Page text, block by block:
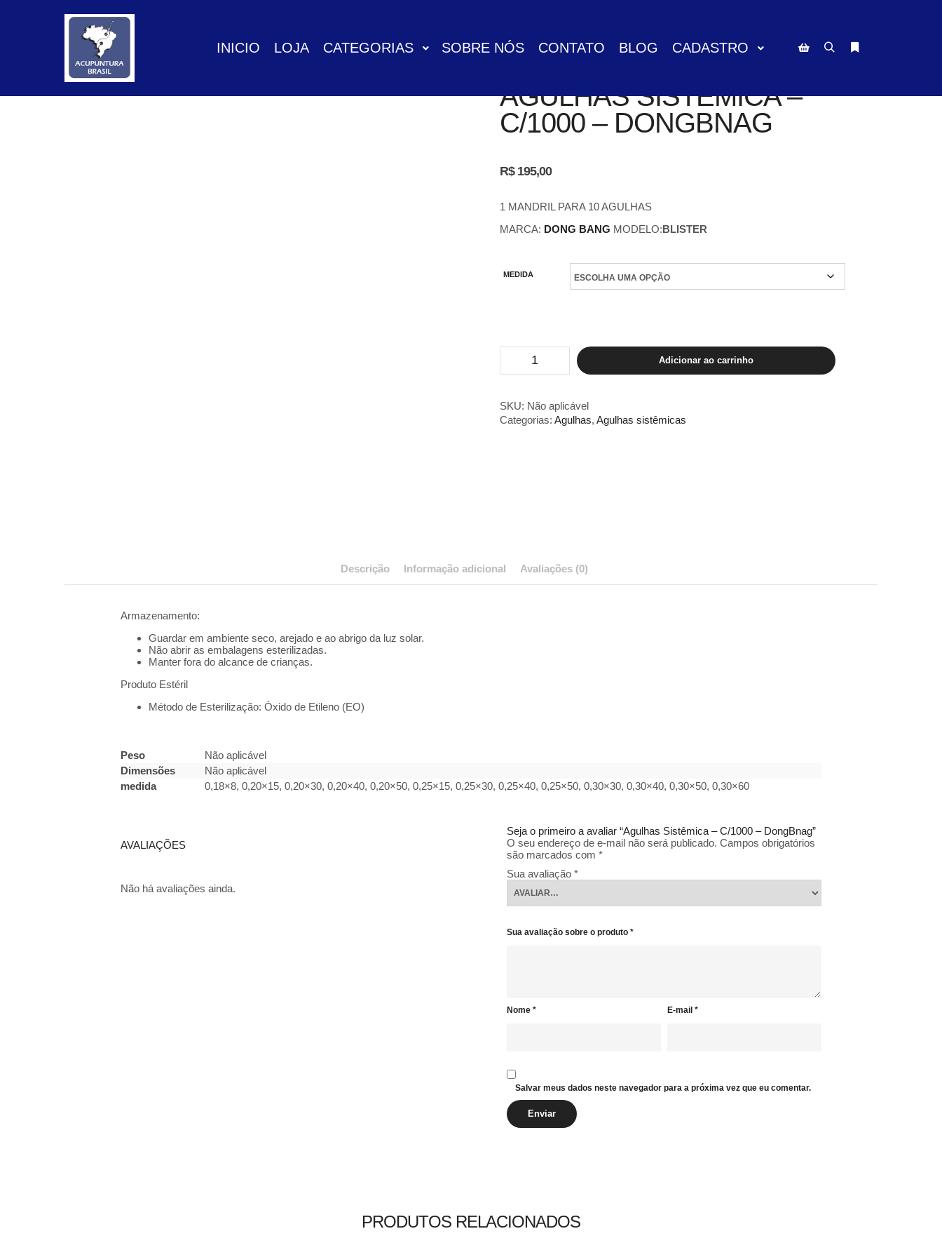
INICIO LOJA CATEGORIAS SOBRE NÓS CONTATO BLOG CADASTRO
AGULHAS SISTÊMICA –
C/1000 – DONGBNAG
R$195,00
1 MANDRIL PARA 10 AGULHAS
MARCA: DONG BANG MODELO:BLISTER
MEDIDA
Sistêmica
-
-
DongBnag
quantidade
Adicionar ao carrinho
SKU: Não aplicável
Categorias:Agulhas,Agulhas sistêmicas
Descrição Informação adicional Avaliações (0)
Armazenamento:
Guardar em ambiente seco, arejado e ao abrigo da luz solar.
Não abrir as embalagens esterilizadas.
Manter fora do alcance de crianças.
Produto Estéril
Método de Esterilização: Óxido de Etileno (EO)
Peso
Não aplicável
Dimensões
Não aplicável
medida
0,18×8, 0,20×15, 0,20×30, 0,20×40, 0,20×50, 0,25×15, 0,25×30, 0,25×40, 0,25×50, 0,30×30, 0,30×40, 0,30×50, 0,30×60
AVALIAÇÕES
Não há avaliações ainda.
Seja o primeiro a avaliar “Agulhas Sistêmica – C/1000 – DongBnag”
O seu endereço de e-mail não será publicado. Campos obrigatórios
são marcados com *
Sua avaliação *
Sua avaliação sobre o produto *
Nome * E-mail *
Salvar meus dados neste navegador para a próxima vez que eu comentar.
PRODUTOS RELACIONADOS